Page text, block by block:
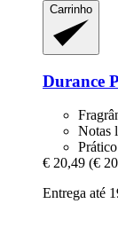
Carrinho
Durance
Notas
€ 20,49 (€
Entrega até